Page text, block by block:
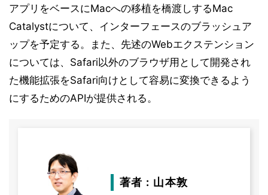
アプリをベースにMacへの移植を橋渡しするMac
Catalystについて、インターフェースのブラッシュア
ップを予定する。また、先述のWebエクステンション
については、Safari以外のブラウザ用として開発され
た機能拡張をSafari向けとして容易に変換できるよう
にするためのAPIが提供される。
著者 : 山本敦